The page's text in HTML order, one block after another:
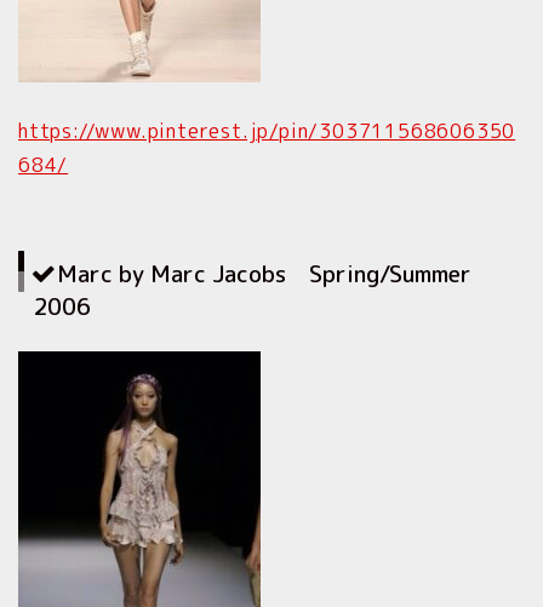
https://www.pinterest.jp/pin/303711568606350
684/
Marc by Marc Jacobs Spring/Summer
2006